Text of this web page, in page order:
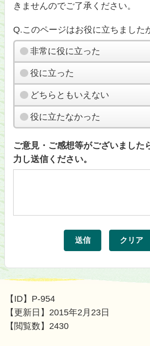
きませんのでご了承ください。
Q.このページはお役に立ちました
非常に役に立った
役に立った
どちらともいえない
役に立たなかった
ご意見・ご感想等がございました
力し送信ください。
【ID】 P-954
【更新日】 2015年2月23日
【閲覧数】 2430